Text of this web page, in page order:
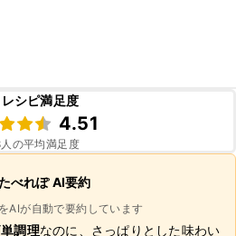
レシピ満足度
4.51
人の平均満足度
べれぽ AI要約
AIが自動で要約しています
調理なのに、さっぱりとした味わい